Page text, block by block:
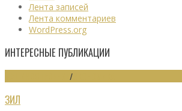
Лента записей
Лента комментариев
WordPress.org
ИНТЕРЕСНЫЕ ПУБЛИКАЦИИ
/
ЗИЛ